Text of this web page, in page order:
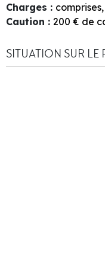
Charges : comprises
Caution : 200 € de
SITUATION SUR LE